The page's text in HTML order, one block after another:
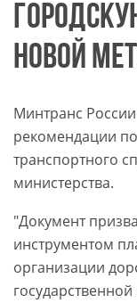
НОВОЙ
Минтранс
рекомендации
транспортного
министерства.
"Документ
инструментом
организации